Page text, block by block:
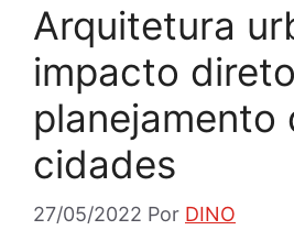
Arquitetura
impacto
planejamento
cidades
27/05/2022 Por DINO